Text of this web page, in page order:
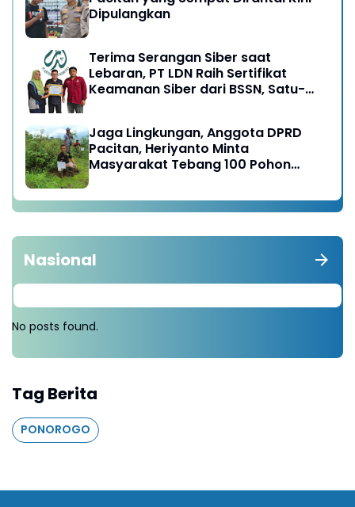
Dipulangkan
Terima Serangan Siber saat
Lebaran, PT LDN Raih Sertifikat
Keamanan Siber dari BSSN, Satu-
Jaga Lingkungan, Anggota DPRD
Pacitan, Heriyanto Minta
Masyarakat Tebang 100 Pohon
Nasional
No posts found.
Tag Berita
PONOROGO